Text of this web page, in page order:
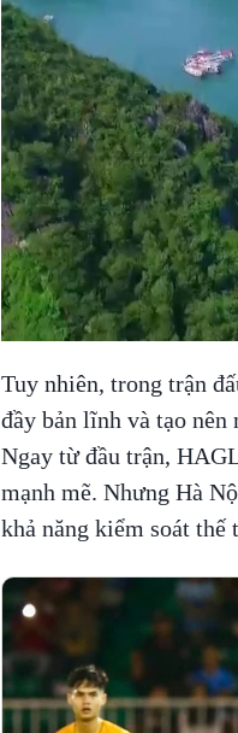
Tuy nhiên, trong trận
đầy bản lĩnh và tạo
Ngay từ đầu trận,
mạnh mẽ. Nhưng Hà
khả năng kiểm soát thế